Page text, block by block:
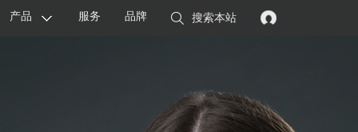
搜索本站
品牌
服务
产品
智能设备 配件